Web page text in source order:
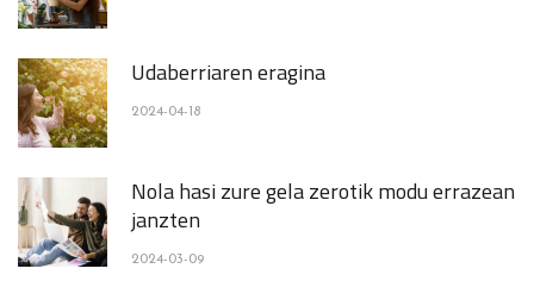
Udaberriaren eragina
2024-04-18
Nola hasi zure gela zerotik modu errazean
janzten
2024-03-09